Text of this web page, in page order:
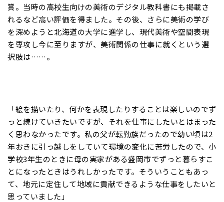
賞。当時の高校生向けの美術のデジタル教科書にも掲載さ
れるなど高い評価を得ました。その後、さらに美術の学び
を深めようと北海道の大学に進学し、現代美術や空間表現
を専攻し今に至りますが、美術関係の仕事に就くという選
択肢は……。
「絵を描いたり、何かを表現したりすることは楽しいのでず
っと続けていきたいですが、それを仕事にしたいとはまった
く思わなかったです。私の父が転勤族だったので幼い頃は2
年おきに引っ越しをしていて環境の変化に苦労したので、小
学校3年生のときに母の実家がある盛岡市でずっと暮らすこ
とになったときはうれしかったです。そういうこともあっ
て、地元に定住して地域に貢献できるような仕事をしたいと
思っていました」